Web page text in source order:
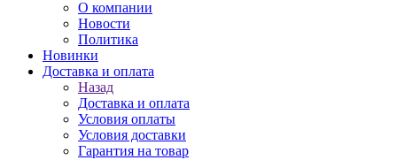
О компании
Новости
Политика
Новинки
Доставка и оплата
Назад
Доставка и оплата
Условия оплаты
Условия доставки
Гарантия на товар